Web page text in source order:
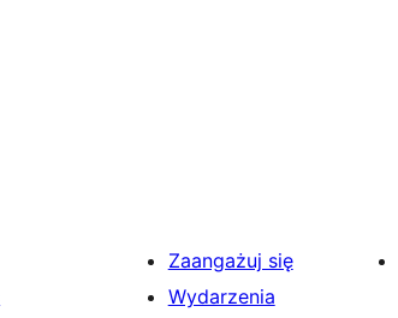
Zaangażuj się
Wydarzenia